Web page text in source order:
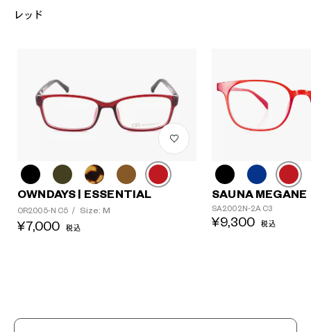
レッド
OWNDAYS | ESSENTIAL
OR2005-N C5 / Size: M
¥7,000 税込
SAUNA MEGANE
SA2002N-2A C3
¥9,300 税込